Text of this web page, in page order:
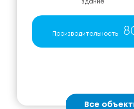
здание
Производительность
Все